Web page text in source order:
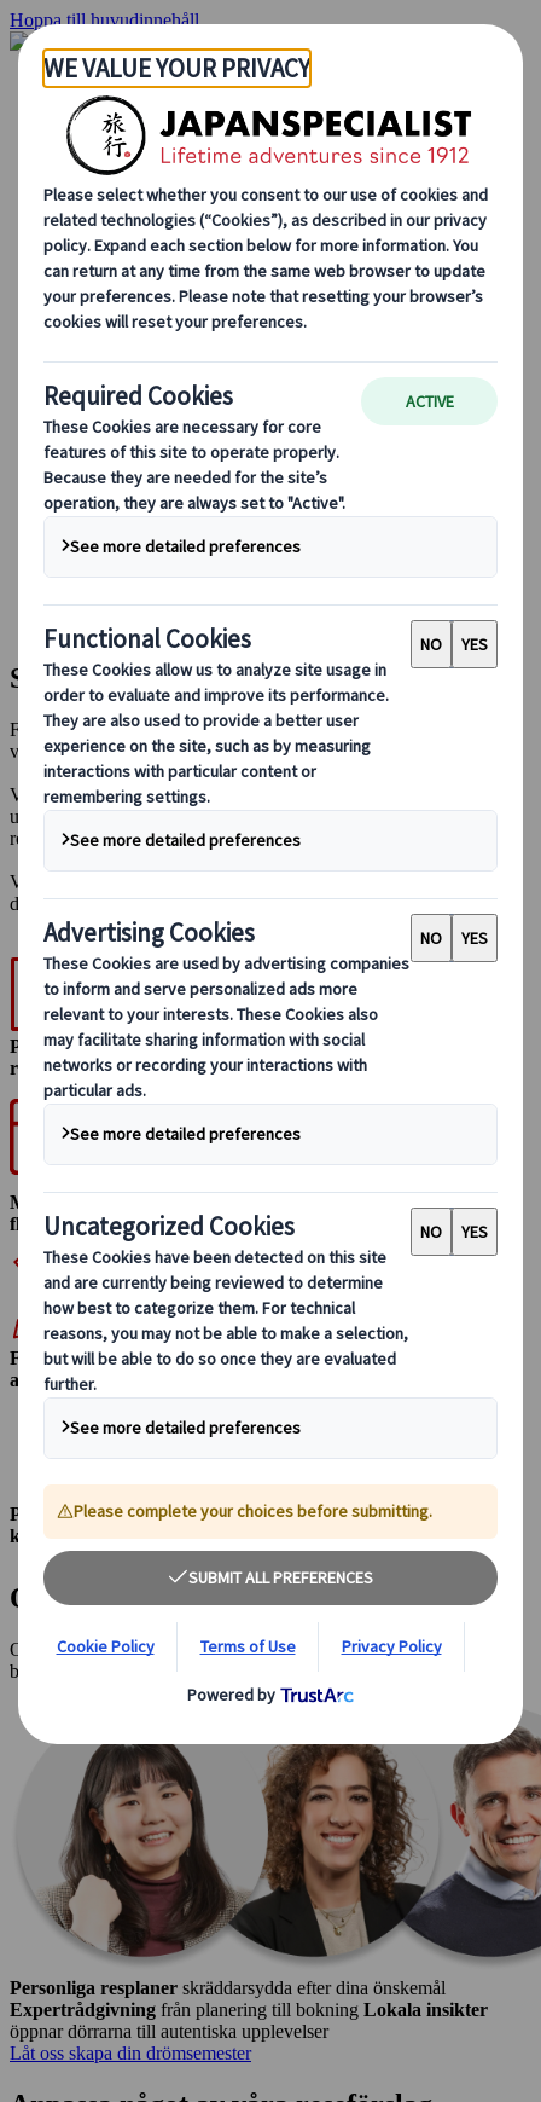
Hoppa till huvudinnehåll
Hemsidan
Resor
Individuellt resande
Gruppresor
Semester med självkörning
Utflykter
Skräddarsydda gruppresor
Japan Rail Pass
Hur vi arbetar
Om oss
Vårt team
Bli en del av vårt team
Säsongsbaserade resetips
Höjdpunkter på resmålet
Kulturella insikter
Kulinariska äventyr
Utforska Japan med tåg
Vanliga frågor och svar
Viktig information
Etikett i Japan
Körning i Japan
Boka med oss
Japan Rail Pass
Boende
Reserådgivning online
Skräddarsydda individuella resor
För den ultimata friheten och flexibiliteten när du reser, överväga
våra skräddarsydda individuella turer.
Vi arbetar tillsammans med dig för att skapa din ultimata Japan-
upplevelse. Vi kan skapa en resa som passar alla behov, från
resestilar, budgetar, grupper, intressen och mycket mer.
Vårt team av experter hjälper dig hela vägen till att skapa din
drömsemester.
Personligt
reseprogram
Maximal
flexibilitet
Fullständigt
anpassningsbar
Personlig
konsult
Oförglömliga skräddarsydda upplevelser
Oavsett om du är full av idéer eller börjar med ett oskrivet blad
behöver du inte oroa dig - vi har allt du behöver.
Personliga resplaner skräddarsydda efter dina önskemål
Expertrådgivning från planering till bokning Lokala insikter
öppnar dörrarna till autentiska upplevelser
Låt oss skapa din drömsemester